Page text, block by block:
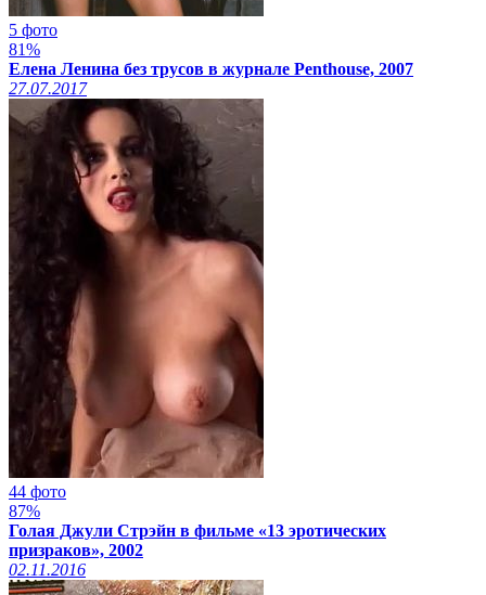
5 фото
81%
Елена Ленина без трусов в журнале Penthouse, 2007
27.07.2017
44 фото
87%
Голая Джули Стрэйн в фильме «13 эротических
призраков», 2002
02.11.2016